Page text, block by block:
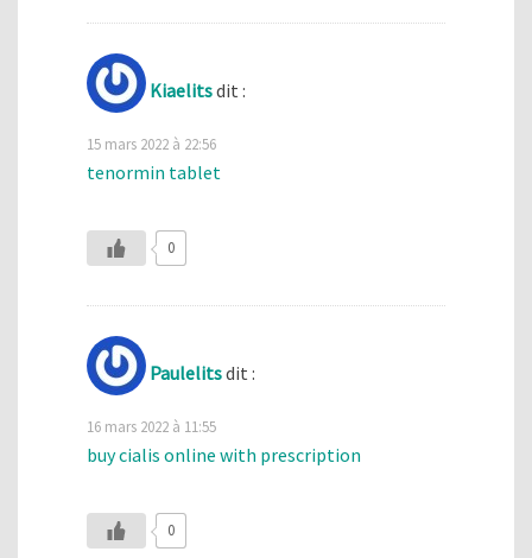
Kiaelitsdit :
15 mars 2022 à 22:56
tenormin tablet
0
Paulelitsdit :
16 mars 2022 à 11:55
buy cialis online with prescription
0